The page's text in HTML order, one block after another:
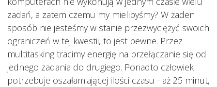
zadań, a zatem czemu my mielibyśmy? W żaden
sposób nie jesteśmy w stanie przezwyciężyć swoich
ograniczeń w tej kwestii, to jest pewne. Przez
multitasking tracimy energię na przełączanie się od
jednego zadania do drugiego. Ponadto człowiek
potrzebuje oszałamiającej ilości czasu - aż 25 minut,